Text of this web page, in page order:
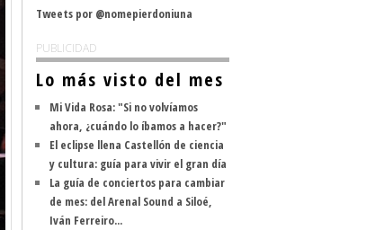
Tweets por @nomepierdoniuna
PUBLICIDAD
Lo más visto del mes
Mi Vida Rosa: "Si no volvíamos
ahora, ¿cuándo lo íbamos a hacer?"
El eclipse llena Castellón de ciencia
y cultura: guía para vivir el gran día
La guía de conciertos para cambiar
de mes: del Arenal Sound a Siloé,
Iván Ferreiro...